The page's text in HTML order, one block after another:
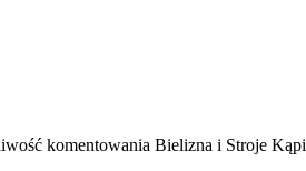
komentowania Bielizna i Stroje